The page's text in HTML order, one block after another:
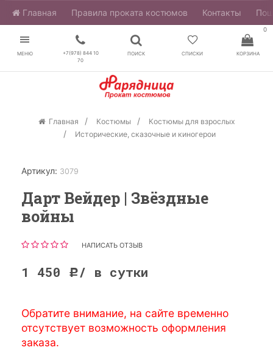
Главная ​Правила проката костюмов Контакты
МЕНЮ
+7(978) 844 10
70
ПОИСК СПИСКИ
0
КОРЗИНА
Главная Костюмы
Костюмы для взрослых
Исторические, сказочные и киногерои
Артикул: 3079
Дарт Вейдер | Звёздные
войны
НАПИСАТЬ ОТЗЫВ
1 450 Р / в сутки
Обратите внимание, на сайте временно
отсутствует возможность оформления
заказа.